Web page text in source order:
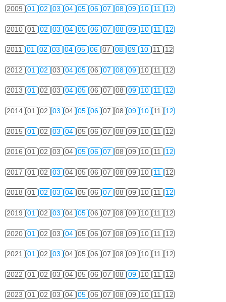
2009 01 02 03 04 05 06 07 08 09 10 11 12
2010 01 02 03 04 05 06 07 08 09 10 11 12
2011 01 02 03 04 05 06 07 08 09 10 11 12
2012 01 02 03 04 05 06 07 08 09 10 11 12
2013 01 02 03 04 05 06 07 08 09 10 11 12
2014 01 02 03 04 05 06 07 08 09 10 11 12
2015 01 02 03 04 05 06 07 08 09 10 11 12
2016 01 02 03 04 05 06 07 08 09 10 11 12
2017 01 02 03 04 05 06 07 08 09 10 11 12
2018 01 02 03 04 05 06 07 08 09 10 11 12
2019 01 02 03 04 05 06 07 08 09 10 11 12
2020 01 02 03 04 05 06 07 08 09 10 11 12
2021 01 02 03 04 05 06 07 08 09 10 11 12
2022 01 02 03 04 05 06 07 08 09 10 11 12
2023 01 02 03 04 05 06 07 08 09 10 11 12